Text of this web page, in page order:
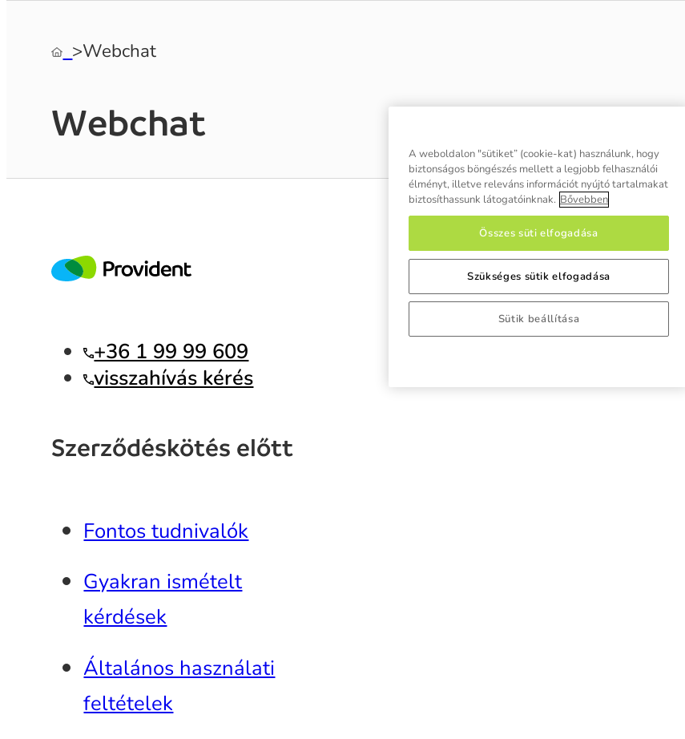
>Webchat
Webchat
+36 1 99 99 609
visszahívás kérés
Szerződéskötés előtt
Fontos tudnivalók
Gyakran ismételt
kérdések
Általános használati
feltételek
A weboldalon "sütiket” (cookie-kat) használunk, hogy
biztonságos böngészés mellett a legjobb felhasználói
élményt, illetve releváns információt nyújtó tartalmakat
biztosíthassunk látogatóinknak. Bővebben
Összes süti elfogadása
Szükséges sütik elfogadása
Sütik beállítása